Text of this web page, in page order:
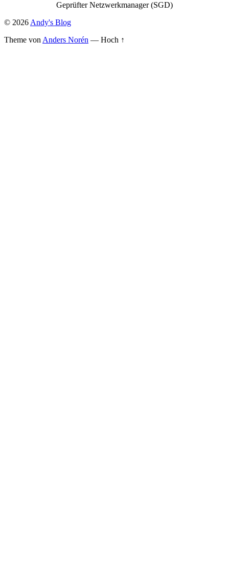
Geprüfter Netzwerkmanager (SGD)
© 2026 Andy's Blog
Theme von Anders Norén — Hoch ↑